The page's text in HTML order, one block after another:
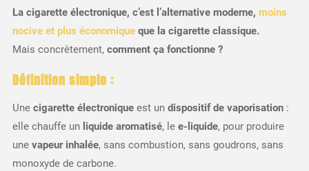
La cigarette électronique, c’est l’alternative moderne, moins
nocive et plus économiqueque la cigarette classique.
Mais concrètement, comment ça fonctionne ?
Définition simple :
Une cigarette électroniqueest un dispositif de vaporisation:
elle chauffe un liquide aromatisé, le e-liquide, pour produire
une vapeur inhalée, sans combustion, sans goudrons, sans
monoxyde de carbone.